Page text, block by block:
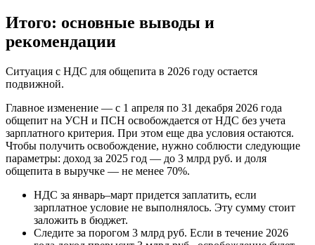
Итого: основные выводы и
рекомендации
Ситуация с НДС для общепита в 2026 году остается
подвижной.
Главное изменение — с 1 апреля по 31 декабря 2026 года
общепит на УСН и ПСН освобождается от НДС без учета
зарплатного критерия. При этом еще два условия остаются.
Чтобы получить освобождение, нужно соблюсти следующие
параметры: доход за 2025 год — до 3 млрд руб. и доля
общепита в выручке — не менее 70%.
НДС за январь–март придется заплатить, если
зарплатное условие не выполнялось. Эту сумму стоит
заложить в бюджет.
Следите за порогом 3 млрд руб. Если в течение 2026